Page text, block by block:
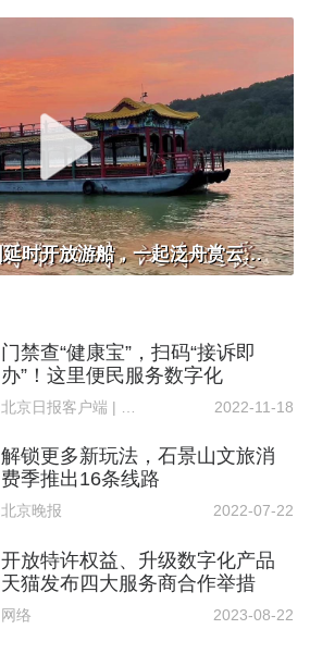
北京多家市属公园延时开放游船，一起泛舟赏云霞！
门禁查“健康宝”，扫码“接诉即
办”！这里便民服务数字化
2022-11-18
解锁更多新玩法，石景山文旅消
费季推出16条线路
北京晚报 2022-07-22
开放特许权益、升级数字化产品
天猫发布四大服务商合作举措
网络 2023-08-22